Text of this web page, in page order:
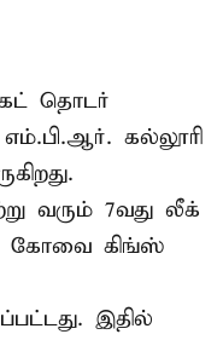
தொடர்
கல்லூரி
வரும் 7வது லீக்
கோவை கிங்ஸ்
இதில்